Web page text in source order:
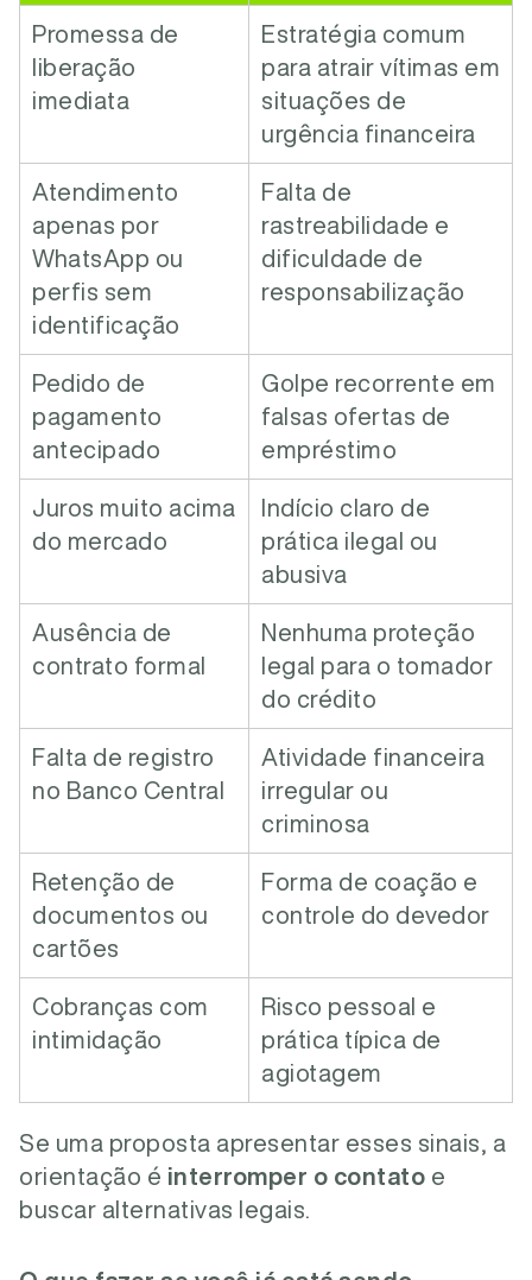
Promessa de
liberação
imediata
Estratégia comum
para atrair vítimas em
situações de
urgência financeira
Atendimento
apenas por
WhatsApp ou
perfis sem
identificação
Falta de
rastreabilidade e
dificuldade de
responsabilização
Pedido de
pagamento
antecipado
Golpe recorrente em
falsas ofertas de
empréstimo
Juros muito acima
do mercado
Indício claro de
prática ilegal ou
abusiva
Ausência de
contrato formal
Nenhuma proteção
legal para o tomador
do crédito
Falta de registro
no Banco Central
Atividade financeira
irregular ou
criminosa
Retenção de
documentos ou
cartões
Forma de coação e
controle do devedor
Cobranças com
intimidação
Risco pessoal e
prática típica de
agiotagem
Se uma proposta apresentar esses sinais, a
orientação é interromper o contato e
buscar alternativas legais.